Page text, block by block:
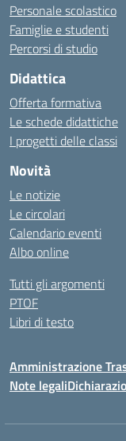
Personale scolastico
Famiglie e studenti
Percorsi di studio
Didattica
Offerta formativa
Le schede didattiche
I progetti delle classi
Novità
Le notizie
Le circolari
Calendario eventi
Albo online
Tutti gli argomenti
PTOF
Libri di testo
Amministrazione
Note legali